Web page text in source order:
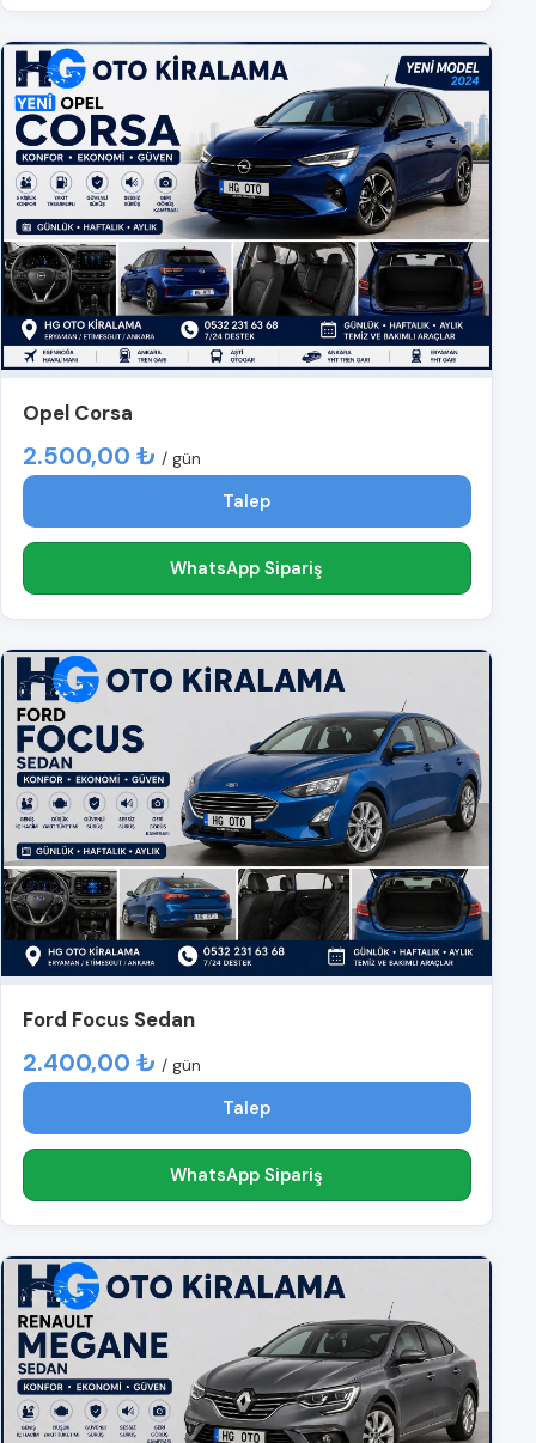
Opel Corsa
2.500,00 ₺ / gün
Talep
WhatsApp Sipariş
Ford Focus Sedan
2.400,00 ₺ / gün
Talep
WhatsApp Sipariş